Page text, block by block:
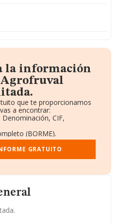
la información
que te proporcionamos
a encontrar:
CIF,
(BORME).
Ventas y Empleados.
y Administradores.
complementaria.
GRATUITO